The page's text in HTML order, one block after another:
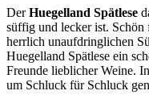
DerHuegelland Spätlese
süffig und lecker ist.
herrlich unaufdringlichen
Huegelland Spätlese ein
Freunde lieblicher Weine.
um Schluck für Schluck